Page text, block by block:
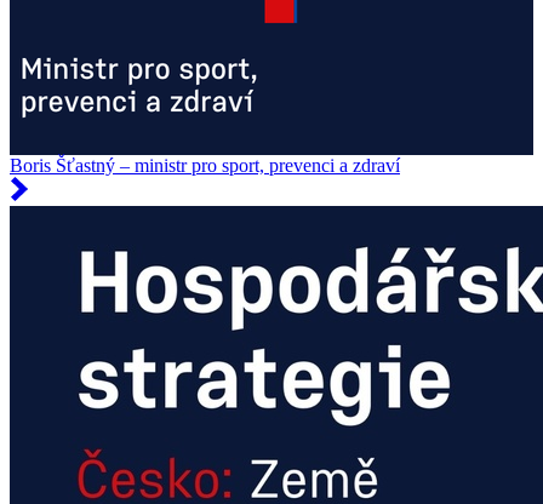
Boris Šťastný – ministr pro sport, prevenci a zdraví